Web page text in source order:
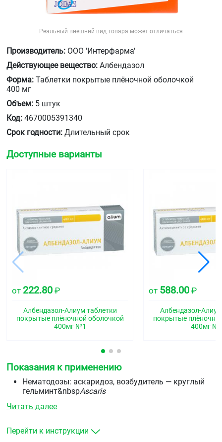
Реальный внешний вид товара может отличаться
Производитель: ООО 'Интерфарма'
Действующее вещество: Албендазол
Форма: Таблетки покрытые плёночной оболочкой
400 мг
Объем: 5 штук
Код: 4670005391340
Срок годности: Длительный срок
Доступные варианты
от 222.80 ₽
Албендазол-Алиум таблетки
покрытые плёночной оболочкой
400мг №1
от 588.00 ₽
Албендазол-
покрытые
400мг
Показания к применению
Нематодозы: аскаридоз, возбудитель — круглый
гельминт&nbspAscaris
возбудитель — круглый
trichiurus&nbspэнтеробиоз (острицы), возбудитель
Читать далее
Перейти к инструкции